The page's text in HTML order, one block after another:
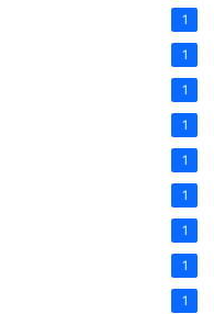
1
1
1
1
1
1
1
1
1